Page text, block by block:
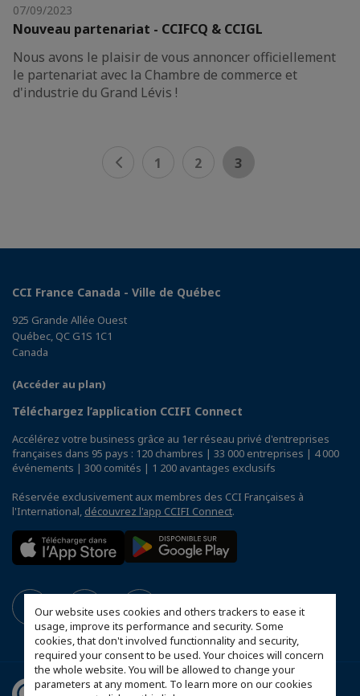
Our website uses cookies and others trackers to ease it
usage, improve its performance and security. Some
cookies, that don't involved functionnality and security,
required your consent to be used. Your choices will concern
the whole website. You will be allowed to change your
parameters at any moment. To learn more on our cookies
07/09/2023
Nouveau partenariat - CCIFCQ & CCIGL
Nous avons le plaisir de vous annoncer officiellement
le partenariat avec la Chambre de commerce et
d'industrie du Grand Lévis !
1 2 3
CCI France Canada - Ville de Québec
925 Grande Allée Ouest
Québec, QC G1S 1C1
Canada
(Accéder au plan)
Téléchargez l’application CCIFI Connect
Accélérez votre business grâce au 1er réseau privé d'entreprises
françaises dans 95 pays : 120 chambres | 33 000 entreprises | 4 000
événements | 300 comités | 1 200 avantages exclusifs
Réservée exclusivement aux membres des CCI Françaises à
l'International, découvrez l'app CCIFI Connect.